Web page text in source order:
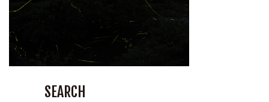
宿泊案内
神鍋高原体育館
SEARCH